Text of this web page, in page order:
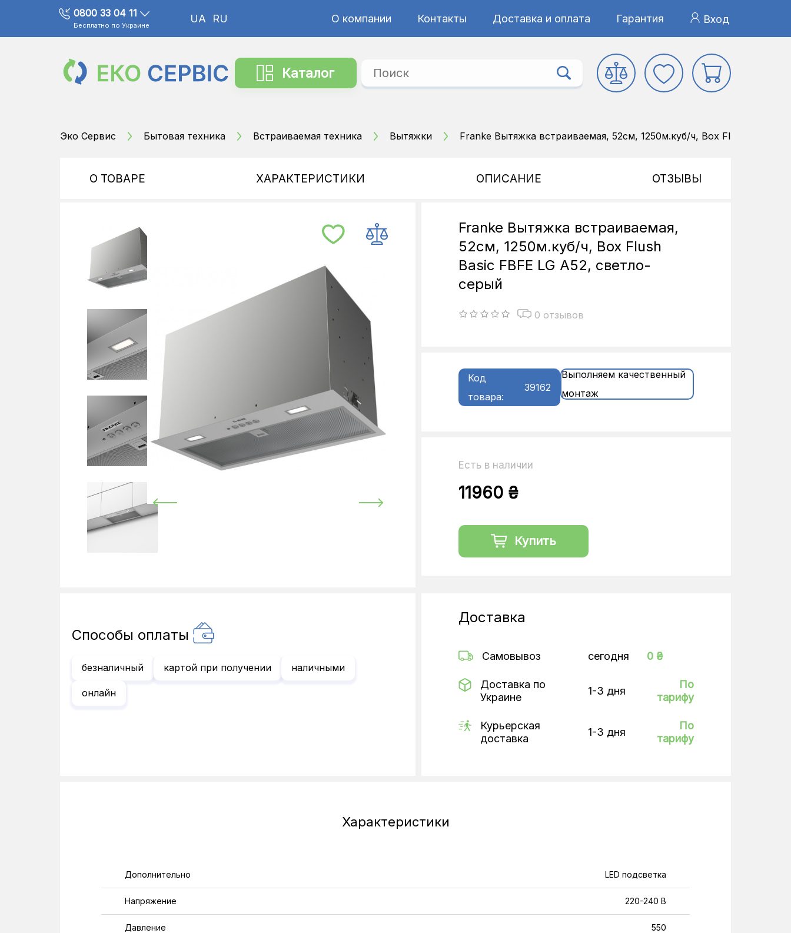
0800 33 04 11
Бесплатно по Украине
UA RU О компании Контакты Доставка и оплата Гарантия Вход
Каталог
Эко Сервис Бытовая техника Встраиваемая техника Вытяжки Franke Вытяжка встраиваемая, 52см, 1250м.куб/ч, Box Flush Basic
О ТОВАРЕ ХАРАКТЕРИСТИКИ ОПИСАНИЕ ОТЗЫВЫ
Способы оплаты
безналичный картой при получении наличными
онлайн
Franke Вытяжка встраиваемая,
52см, 1250м.куб/ч, Box Flush
Basic FBFE LG A52, светло-
серый
0 отзывов
Код
товара:
39162
Выполняем качественный
монтаж
Есть в наличии
11960 ₴
Купить
Доставка
Самовывоз сегодня 0 ₴
Доставка по
Украине
1-3 дня
По
тарифу
Курьерская
доставка
1-3 дня
По
тарифу
Характеристики
Дополнительно LED подсветка
Напряжение 220-240 В
Давление 550